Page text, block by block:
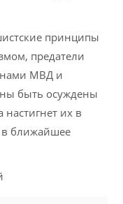
принципы
предатели
МВД и
быть осуждены
настигнет их в
в ближайшее